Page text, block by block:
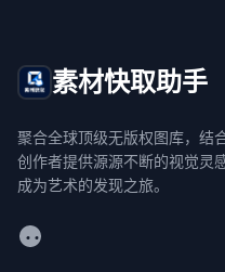
素材快取助手
聚合全球顶级无版权图库，结
创作者提供源源不断的视觉灵
成为艺术的发现之旅。
WeChat